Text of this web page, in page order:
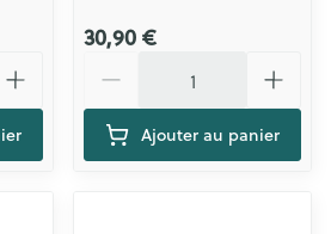
30,90 €
Ajouter au panier